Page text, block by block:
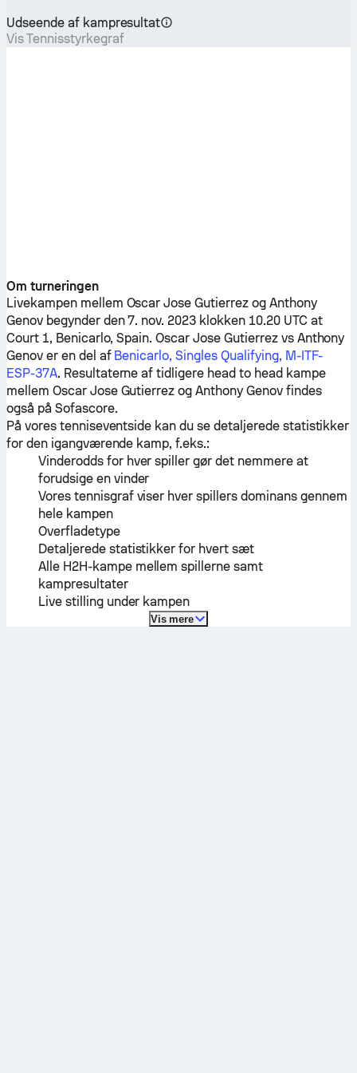
Udseende af kampresultat
Vis Tennisstyrkegraf
Om turneringen
Livekampen mellem Oscar Jose Gutierrezog Anthony
Genovbegynder den 7. nov. 2023 klokken 10.20 UTC at
Court 1, Benicarlo, Spain.Oscar Jose Gutierrezvs Anthony
Genover en del af Benicarlo, Singles Qualifying, M-ITF-
ESP-37A. Resultaterne af tidligere head to head kampe
mellem Oscar Jose Gutierrez ogAnthony Genovfindes
også på Sofascore.
På vores tenniseventside kan du se detaljerede statistikker
for den igangværende kamp, f.eks.:
Vinderodds for hver spiller gør det nemmere at
forudsige en vinder
Vores tennisgraf viser hver spillers dominans gennem
hele kampen
Overfladetype
Detaljerede statistikker for hvert sæt
Alle H2H-kampe mellem spillerne samt
kampresultater
Live stilling under kampen
Vis mere